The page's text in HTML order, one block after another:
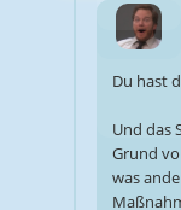
Du hast
Und das
Grund
was